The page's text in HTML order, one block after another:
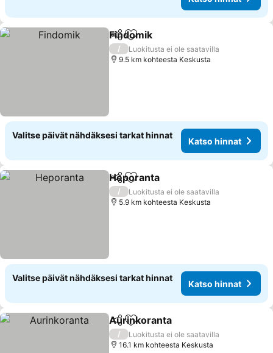
Jaa Lisää suosikkeihin
Findomik
/
Luokitusta ei ole saatavilla
9.5 km kohteesta Keskusta
Valitse päivät nähdäksesi tarkat hinnat
Katso hinnat
Jaa Lisää suosikkeihin
Heporanta
/
Luokitusta ei ole saatavilla
5.9 km kohteesta Keskusta
Valitse päivät nähdäksesi tarkat hinnat
Katso hinnat
Jaa Lisää suosikkeihin
Aurinkoranta
/
Luokitusta ei ole saatavilla
16.1 km kohteesta Keskusta